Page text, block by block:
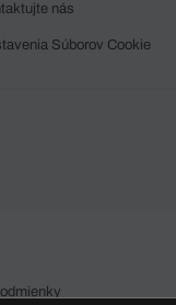
nás
Súborov Cookie